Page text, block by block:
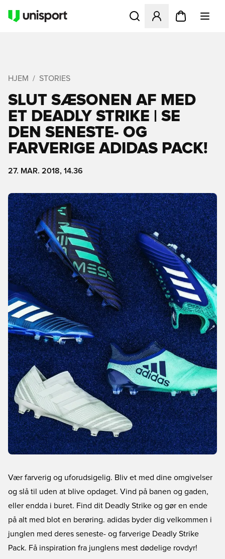
Åbner en Modal til at
HJEM STORIES
SLUT SÆSONEN AF MED
ET DEADLY STRIKE | SE
DEN SENESTE- OG
FARVERIGE ADIDAS PACK!
27. MAR. 2018, 14.36
Vær farverig og uforudsigelig. Bliv et med dine omgivelser
og slå til uden at blive opdaget. Vind på banen og gaden,
eller endda i buret. Find dit Deadly Strike og gør en ende
på alt med blot en berøring. adidas byder dig velkommen i
junglen med deres seneste- og farverige Deadly Strike
Pack. Få inspiration fra junglens mest dødelige rovdyr!